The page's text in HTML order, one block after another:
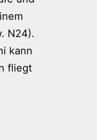
N24).
kann
fliegt